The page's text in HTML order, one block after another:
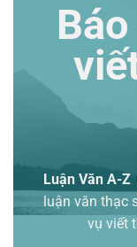
Luận Văn A-Z
luận văn thạc
vụ viết